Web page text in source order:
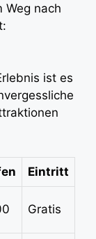
Weg nach
ist es
Eintritt
Gratis